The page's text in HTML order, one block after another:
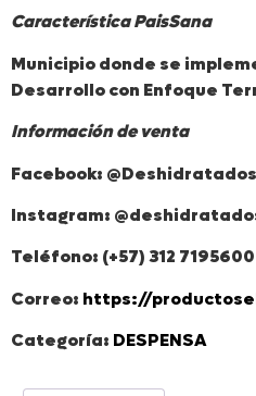
Característica PaisSana
Municipio donde se
Desarrollo con Enfoque
Información de venta
Facebook:
Instagram:
Teléfono: (+57) 312 7195600
Correo: https://
Categoría: DESPENSA